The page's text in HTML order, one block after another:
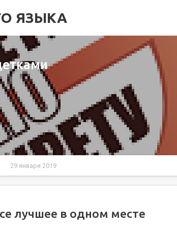
ЯЗЫКА
29 января 2019
лучшее в одном месте